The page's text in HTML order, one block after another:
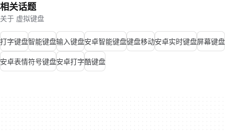
相关话题
关于 虚拟键盘
打字键盘智能键盘输入键盘安卓智能键盘键盘移动安卓实时键盘屏幕键盘
安卓表情符号键盘安卓打字酷键盘